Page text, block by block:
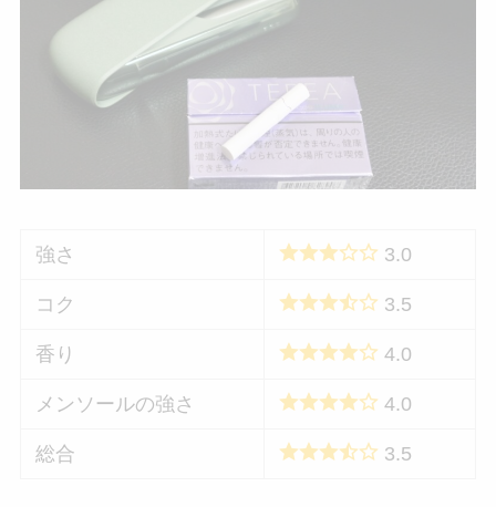
強さ 3.0
コク 3.5
香り 4.0
メンソールの強さ 4.0
総合 3.5